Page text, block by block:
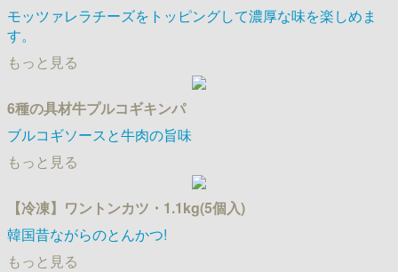
モッツァレラチーズをトッピングして濃厚な味を楽しめま
す。
もっと見る
6種の具材牛プルコギキンパ
ブルコギソースと牛肉の旨味
もっと見る
【冷凍】ワントンカツ・1.1kg(5個入)
韓国昔ながらのとんかつ!
もっと見る